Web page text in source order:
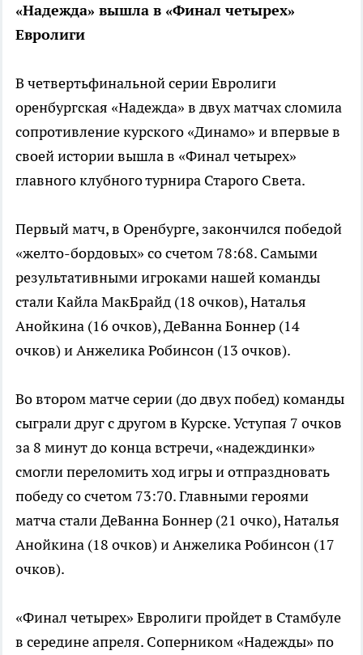
«Надежда» вышла в «Финал четырех»
Евролиги
В четвертьфинальной серии Евролиги
оренбургская «Надежда» в двух матчах сломила
сопротивление курского «Динамо» и впервые в
своей истории вышла в «Финал четырех»
главного клубного турнира Старого Света.
Первый матч, в Оренбурге, закончился победой
«желто-бордовых» со счетом 78:68. Самыми
результативными игроками нашей команды
стали Кайла МакБрайд (18 очков), Наталья
Анойкина (16 очков), ДеВанна Боннер (14
очков) и Анжелика Робинсон (13 очков).
Во втором матче серии (до двух побед) команды
сыграли друг с другом в Курске. Уступая 7 очков
за 8 минут до конца встречи, «надеждинки»
смогли переломить ход игры и отпраздновать
победу со счетом 73:70. Главными героями
матча стали ДеВанна Боннер (21 очко), Наталья
Анойкина (18 очков) и Анжелика Робинсон (17
очков).
«Финал четырех» Евролиги пройдет в Стамбуле
в середине апреля. Соперником «Надежды» по